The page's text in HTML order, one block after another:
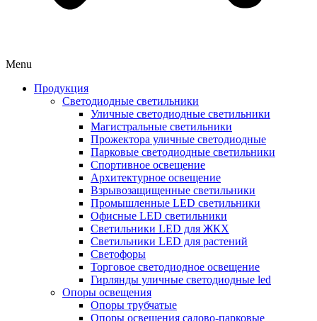
Menu
Продукция
Светодиодные светильники
Уличные светодиодные светильники
Магистральные светильники
Прожектора уличные светодиодные
Парковые светодиодные светильники
Спортивное освещение
Архитектурное освещение
Взрывозащищенные светильники
Промышленные LED светильники
Офисные LED светильники
Cветильники LED для ЖКХ
Светильники LED для растений
Светофоры
Торговое светодиодное освещение
Гирлянды уличные светодиодные led
Опоры освещения
Опоры трубчатые
Опоры освещения садово-парковые